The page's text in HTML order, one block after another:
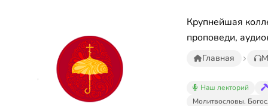
Крупнейшая
проповеди,
Главная
Наш лекторий
Молитвословы.